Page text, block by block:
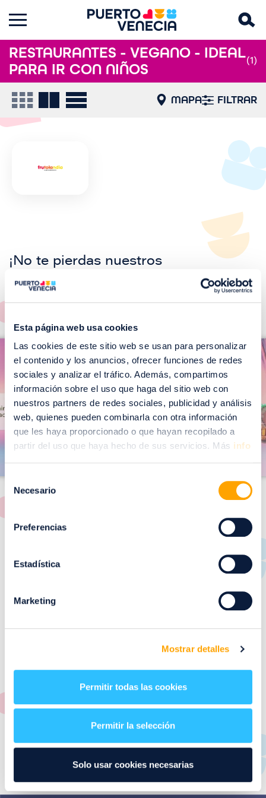
Esta página web usa cookies
Las cookies de este sitio web se usan para personalizar
el contenido y los anuncios, ofrecer funciones de redes
sociales y analizar el tráfico. Además, compartimos
información sobre el uso que haga del sitio web con
nuestros partners de redes sociales, publicidad y análisis
web, quienes pueden combinarla con otra información
que les haya proporcionado o que hayan recopilado a
partir del uso que haya hecho de sus servicios. Más info
Selección
Necesario
Preferencias
Estadística
Marketing
Mostrar detalles
Permitir todas las cookies
Permitir la selección
Solo usar cookies necesarias
RESTAURANTES - VEGANO - IDEAL
PARA IR CON NIÑOS
(1)
MAPA FILTRAR
¡No te pierdas nuestros
EVENTOS!
Ver todos >
m
a
g
n
I
m
RESTAURANTES
de Puerto Venecia
restaurantes de Puerto Venecia. Descubre las mejores
cada una de nuestras marcas. Sus datos de contacto y
también un plano de los restaurantes para que
consultar o el alfabeto desplegable para navegar por